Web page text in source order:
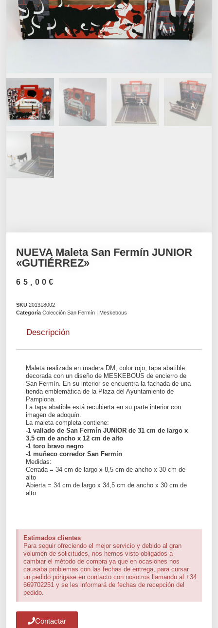
NUEVA Maleta San Fermín JUNIOR
«GUTIÉRREZ»
65,00€
SKU201318002
Categoría Colección San Fermín | Meskebous
Descripción
Maleta realizada en madera DM, color rojo, tapa abatible
decorada con un diseño de MESKEBOUS de encierro de
San Fermín. En su interior se encuentra la fachada de una
tienda emblemática de la Plaza del Ayuntamiento de
Pamplona.
La tapa abatible está recubierta en su parte interior con
imagen de adoquín.
La maleta completa contiene:
-1 vallado de San Fermín JUNIOR de 31 cm de largo x
3,5 cm de ancho x 12 cm de alto
-1 toro bravo negro
-1 muñeco corredor San Fermín
Medidas:
Cerrada = 34 cm de largo x 8,5 cm de ancho x 30 cm de
alto
Abierta = 34 cm de largo x 34,5 cm de ancho x 30 cm de
alto
Estimados clientes
Para seguir ofreciendo el mejor servicio y debido al gran
volumen de solicitudes, nos hemos visto obligados a
cambiar el método de compra ya que en ocasiones nos
causaba problemas con las fechas de entrega, para cursar
un pedido póngase en contacto con nosotros llamando al +34
669702251 y se les informará de fechas de recepción del
pedido.
Contactar